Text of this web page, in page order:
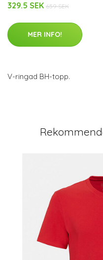
329.5 SEK 659 SEK
MER INFO!
V-ringad BH-topp.